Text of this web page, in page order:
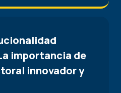
importancia de
innovador y